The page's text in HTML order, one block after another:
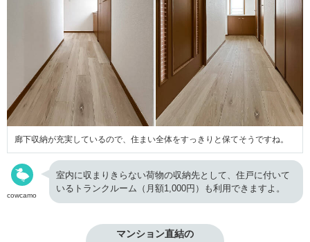
廊下収納が充実しているので、住まい全体をすっきりと保てそうですね。
cowcamo
室内に収まりきらない荷物の収納先として、住戸に付いて
いるトランクルーム（月額1,000円）も利用できますよ。
マンション直結の